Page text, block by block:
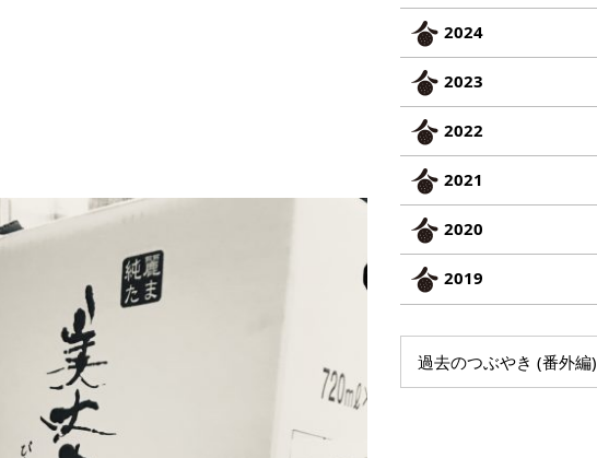
2024
2023
2022
2021
2020
2019
過去のつぶやき (番外編)